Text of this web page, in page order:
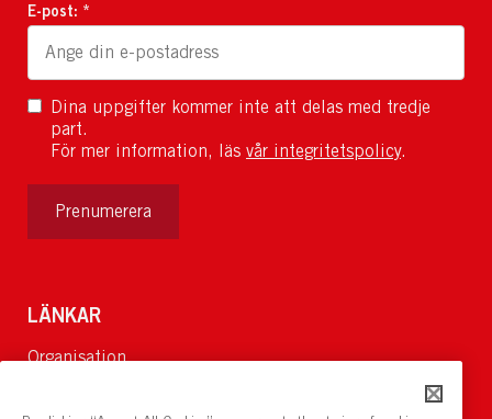
E-post: *
Dina uppgifter kommer inte att delas med tredje
part.
För mer information, läs vår integritetspolicy.
Prenumerera
LÄNKAR
Organisation
Lediga jobb